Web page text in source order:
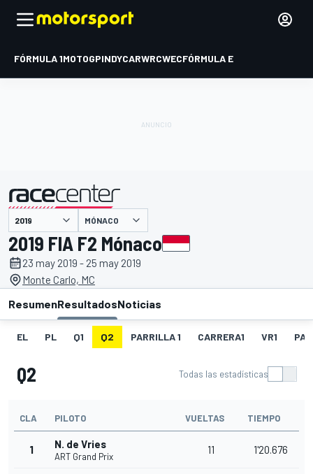
FÓRMULA 1MOTOGPINDYCARWRCWECFÓRMULA E
presentado por MÓNACO
2019 FIA F2 Mónaco
23 may 2019 - 25 may 2019
Monte Carlo, MC
ResumenResultadosNoticias
EL PL Q1 Q2 PARRILLA 1 CARRERA1 VR1
Q2 Todas las estadísticas
CLA PILOTO VUELTAS TIEMPO
1 N. de Vries
ART Grand Prix
11 1'20.676